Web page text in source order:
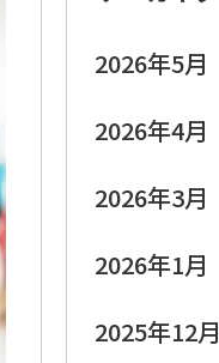
2026年5月
2026年4月
2026年3月
2026年1月
2025年12月